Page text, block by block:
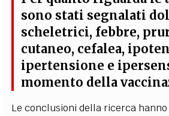
sono stati segnalati
scheletrici, febbre,
cutaneo, cefalea,
ipertensione e
momento della
Le conclusioni della ricerca